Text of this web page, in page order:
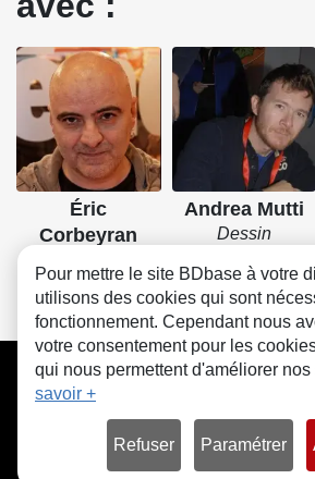
Éric
Corbeyran
Andrea Mutti
Dessin
CGU FAQ Contact
Pour mettre le site BDbase à votre
utilisons des cookies qui sont
fonctionnement. Cependant nous
votre consentement pour les
qui nous permettent d'améliorer nos
savoir +
Refuser Paramétrer